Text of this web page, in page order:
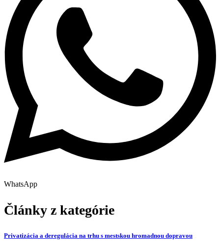
WhatsApp
Články z kategórie
Privatizácia a deregulácia na trhu s mestskou hromadnou dopravou